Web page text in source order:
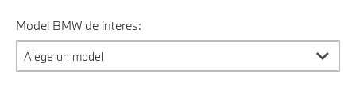
Model BMW de interes: